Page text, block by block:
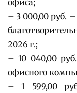
офиса;
– 3 000,00 руб. –
2026 г.;
– 10 040,00
офисного
– 1 599,00